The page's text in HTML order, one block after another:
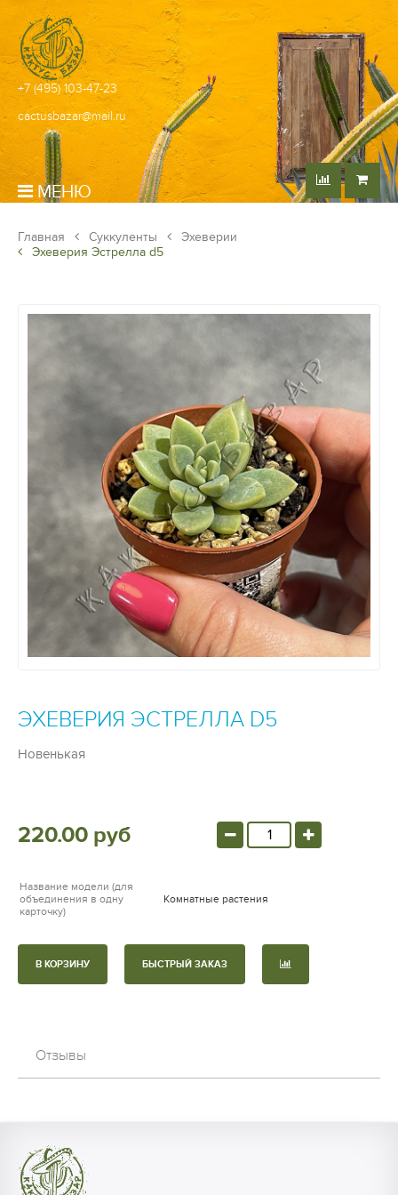
+7 (495) 103-47-23
cactusbazar@mail.ru
МЕНЮ
Главная Суккуленты
Эхеверии
Эхеверия Эстрелла d5
ЭХЕВЕРИЯ ЭСТРЕЛЛА D5
Новенькая
220.00 руб
Название модели (для
объединения в одну
карточку)
Комнатные растения
В КОРЗИНУ БЫСТРЫЙ ЗАКАЗ
Отзывы